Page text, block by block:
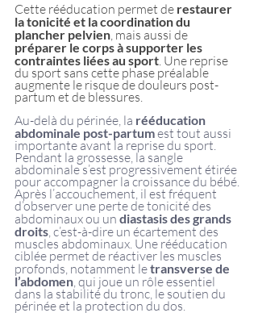
Cette rééducation permet de restaurer
la tonicité et la coordination du
plancher pelvien, mais aussi de
préparer le corps à supporter les
contraintes liées au sport. Une reprise
du sport sans cette phase préalable
augmente le risque de douleurs post-
partum et de blessures.
Au-delà du périnée, la rééducation
abdominale post-partum est tout aussi
importante avant la reprise du sport.
Pendant la grossesse, la sangle
abdominale s’est progressivement étirée
pour accompagner la croissance du bébé.
Après l’accouchement, il est fréquent
d’observer une perte de tonicité des
abdominaux ou un diastasis des grands
droits, c’est-à-dire un écartement des
muscles abdominaux. Une rééducation
ciblée permet de réactiver les muscles
profonds, notamment le transverse de
l’abdomen, qui joue un rôle essentiel
dans la stabilité du tronc, le soutien du
périnée et la protection du dos.